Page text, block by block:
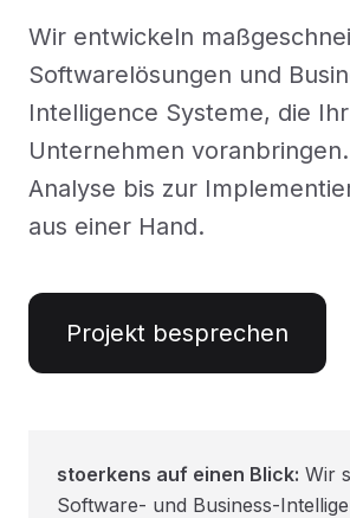
Wir entwickeln
Softwarelösungen und
Intelligence Systeme, die Ihr
Unternehmen
Analyse bis zur
aus einer Hand.
Projekt besprechen
stoerkens auf einen Blick: Wir
Software- und Business-